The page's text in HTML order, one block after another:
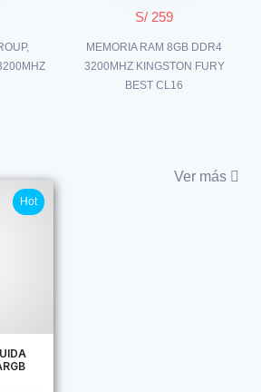
S/ 259
MEMORIA RAM 8GB DDR4
3200MHZ KINGSTON FURY
BEST CL16
Ver más
Hot